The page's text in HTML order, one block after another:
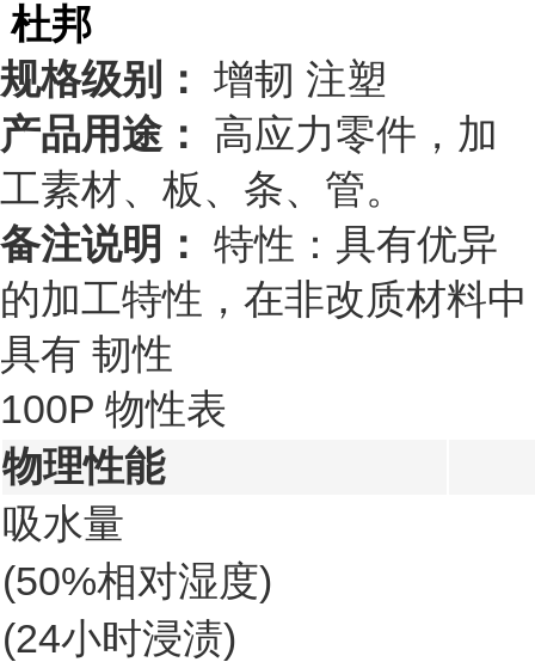
杜邦
规格级别： 增韧 注塑
产品用途：
高应力零件，加
工素材、板、条、管。
备注说明： 特性：具有优异
的加工特性，在非改质材料中
具有 韧性
100P 物性表
物理性能
吸水量
(50%相对湿度)
(24小时浸渍)